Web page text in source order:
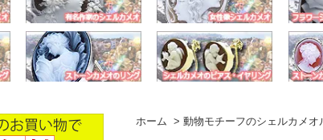
ホーム > 動物モチーフのシェルカメ